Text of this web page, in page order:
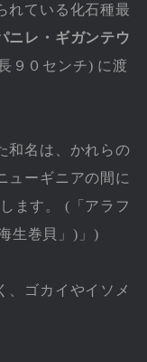
れている化石種最
ニレ・ギガンテウ
９０センチ) に渡
和名は、かれらの
ューギニアの間に
ます。 (「アラフ
生巻貝」)」)
、ゴカイやイソメ